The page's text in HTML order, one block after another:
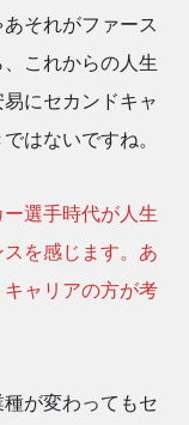
それがファース
これからの人生
にセカンドキャ
はないですね。
選手時代が人生
を感じます。あ
ャリアの方が考
が変わってもセ